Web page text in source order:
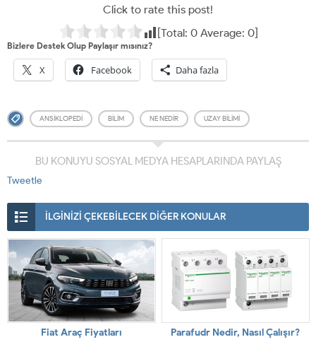
Click to rate this post!
[Total: 0Average: 0]
Bizlere Destek Olup Paylaşır mısınız?
X Facebook Daha fazla
ANSIKLOPEDI BILIM NE NEDIR UZAY BILIMI
BU KONUYU SOSYAL MEDYA HESAPLARINDA PAYLAŞ
Tweetle
İLGİNİZİ ÇEKEBİLECEK DİĞER KONULAR
Fiat Araç Fiyatları Parafudr Nedir, Nasıl Çalışır?